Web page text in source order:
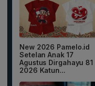
New 2026 Pamelo.id
Setelan Anak 17
Agustus Dirgahayu 81
2026 Katun...